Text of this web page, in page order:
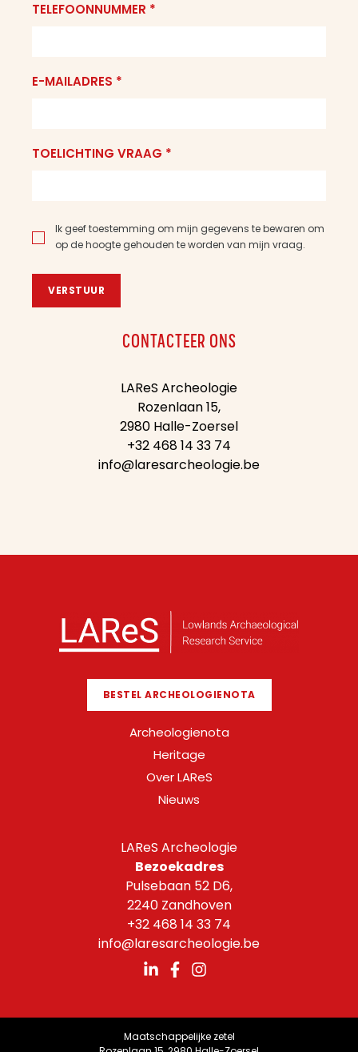
TELEFOONNUMMER *
E-MAILADRES *
TOELICHTING VRAAG *
Ik geef toestemming om mijn gegevens te bewaren om
op de hoogte gehouden te worden van mijn vraag.
VERSTUUR
CONTACTEER ONS
LAReS Archeologie
Rozenlaan 15,
2980 Halle-Zoersel
+32 468 14 33 74
info@laresarcheologie.be
LAReS Archeologie
Bezoekadres
Pulsebaan 52 D6,
2240 Zandhoven
+32 468 14 33 74
info@laresarcheologie.be
BESTEL ARCHEOLOGIENOTA
Archeologienota
Heritage
Over LAReS
Nieuws
Maatschappelijke zetel